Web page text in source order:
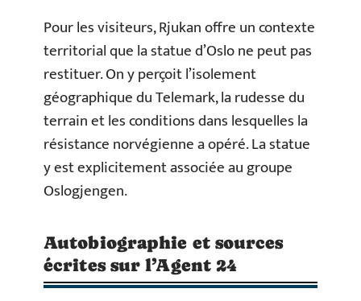
Pour les visiteurs, Rjukan offre un contexte
territorial que la statue d’Oslo ne peut pas
restituer. On y perçoit l’isolement
géographique du Telemark, la rudesse du
terrain et les conditions dans lesquelles la
résistance norvégienne a opéré. La statue
y est explicitement associée au groupe
Oslogjengen.
Autobiographie et sources
écrites sur l’Agent 24